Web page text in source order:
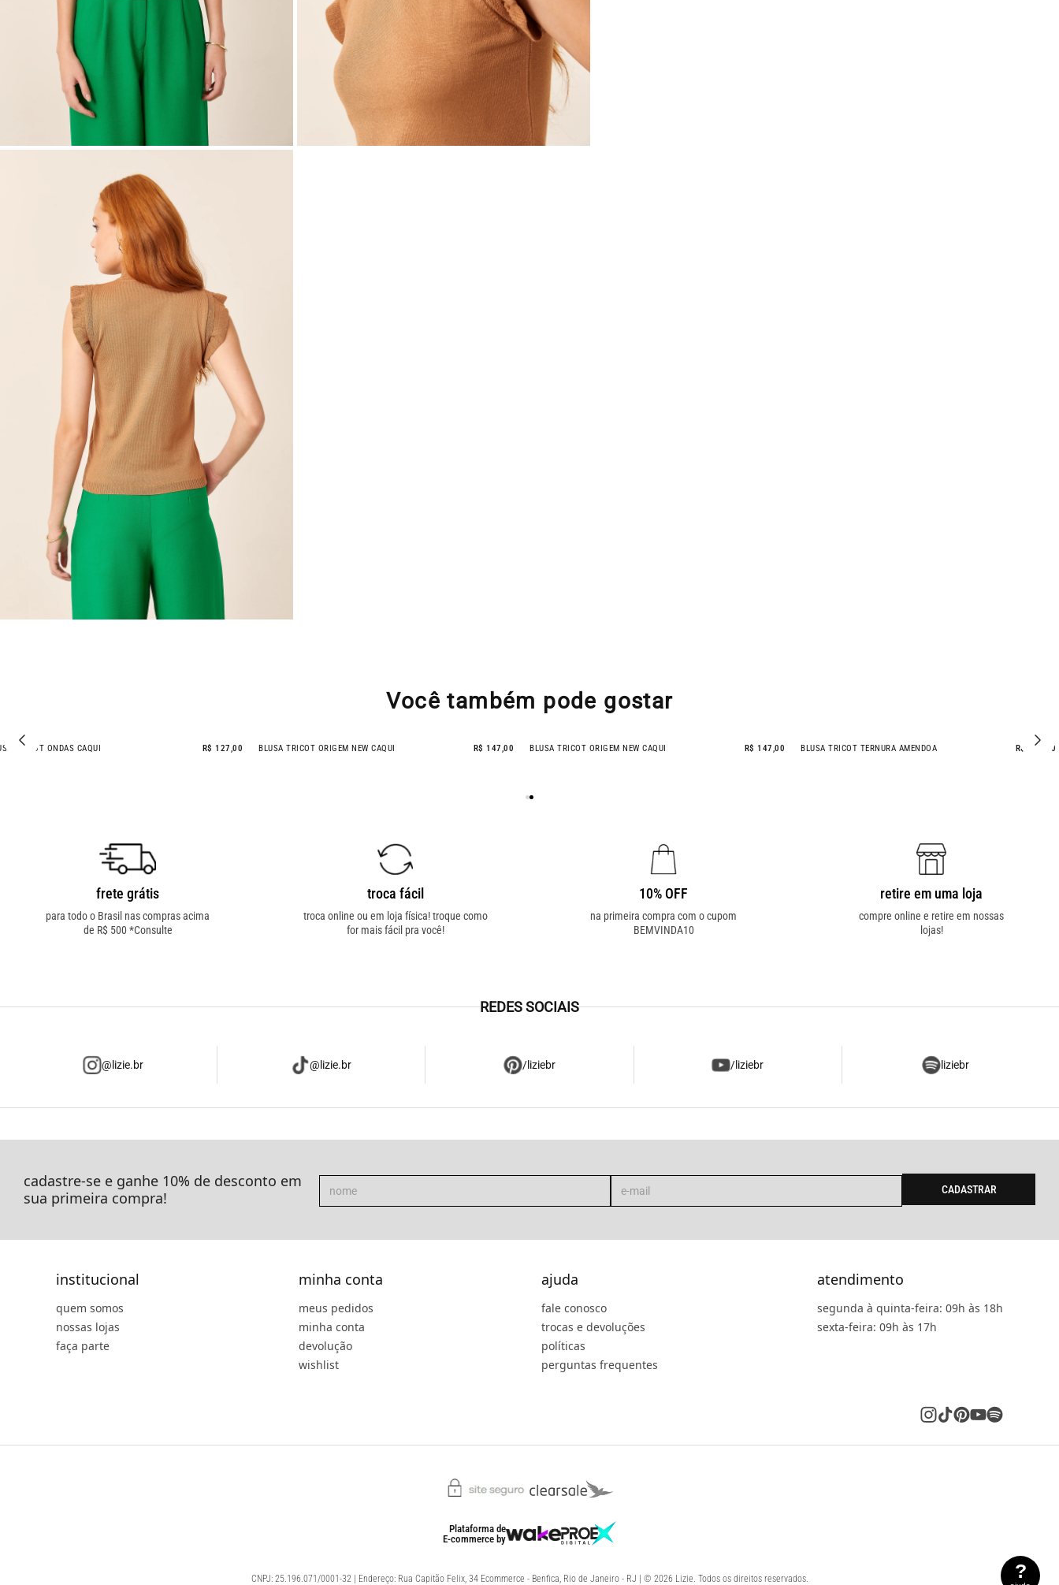
Você também pode gostar
BLUSA TRICOT ONDAS CAQUI R$ 127,00 BLUSA TRICOT ORIGEM NEW CAQUI R$ 147,00 BLUSA TRICOT ORIGEM NEW CAQUI R$ 147,00 BLUSA TRICOT TERNURA AMÊNDOA R$
frete grátis
para todo o Brasil nas compras acima
de R$ 500 *Consulte
troca fácil
troca online ou em loja física! troque como
for mais fácil pra você!
10% OFF
na primeira compra com o cupom
BEMVINDA10
retire em uma loja
compre online e retire em nossas
lojas!
REDES SOCIAIS
@lizie.br @lizie.br /liziebr /liziebr liziebr
cadastre-se e ganhe 10% de desconto em
sua primeira compra!
CADASTRAR
institucional
quem somos
nossas lojas
faça parte
minha conta
meus pedidos
minha conta
devolução
wishlist
ajuda
fale conosco
trocas e devoluções
políticas
perguntas frequentes
atendimento
segunda à quinta-feira: 09h às 18h
sexta-feira: 09h às 17h
Plataforma de
E-commerce by
CNPJ: 25.196.071/0001-32 | Endereço: Rua Capitão Felix, 34 Ecommerce - Benfica, Rio de Janeiro - RJ | © 2026 Lizie. Todos os direitos reservados. ?